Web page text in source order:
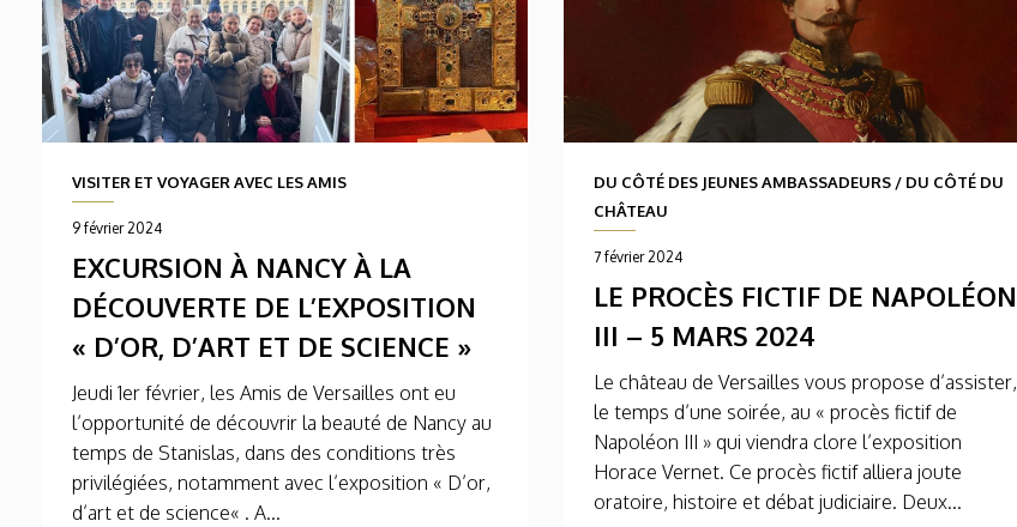
VISITER ET VOYAGER AVEC LES AMIS
9 février 2024
EXCURSION À NANCY À LA
DÉCOUVERTE DE L’EXPOSITION
« D’OR, D’ART ET DE SCIENCE »
Jeudi 1er février, les Amis de Versailles ont eu
l’opportunité de découvrir la beauté de Nancy au
temps de Stanislas, dans des conditions très
privilégiées, notamment avec l’exposition « D’or,
d’art et de science« . A...
DU CÔTÉ DES JEUNES AMBASSADEURS/ DU CÔTÉ DU
CHÂTEAU
7 février 2024
LE PROCÈS FICTIF DE NAPOLÉON
III – 5 MARS 2024
Le château de Versailles vous propose d’assister,
le temps d’une soirée, au « procès fictif de
Napoléon III » qui viendra clore l’exposition
Horace Vernet. Ce procès fictif alliera joute
oratoire, histoire et débat judiciaire. Deux...